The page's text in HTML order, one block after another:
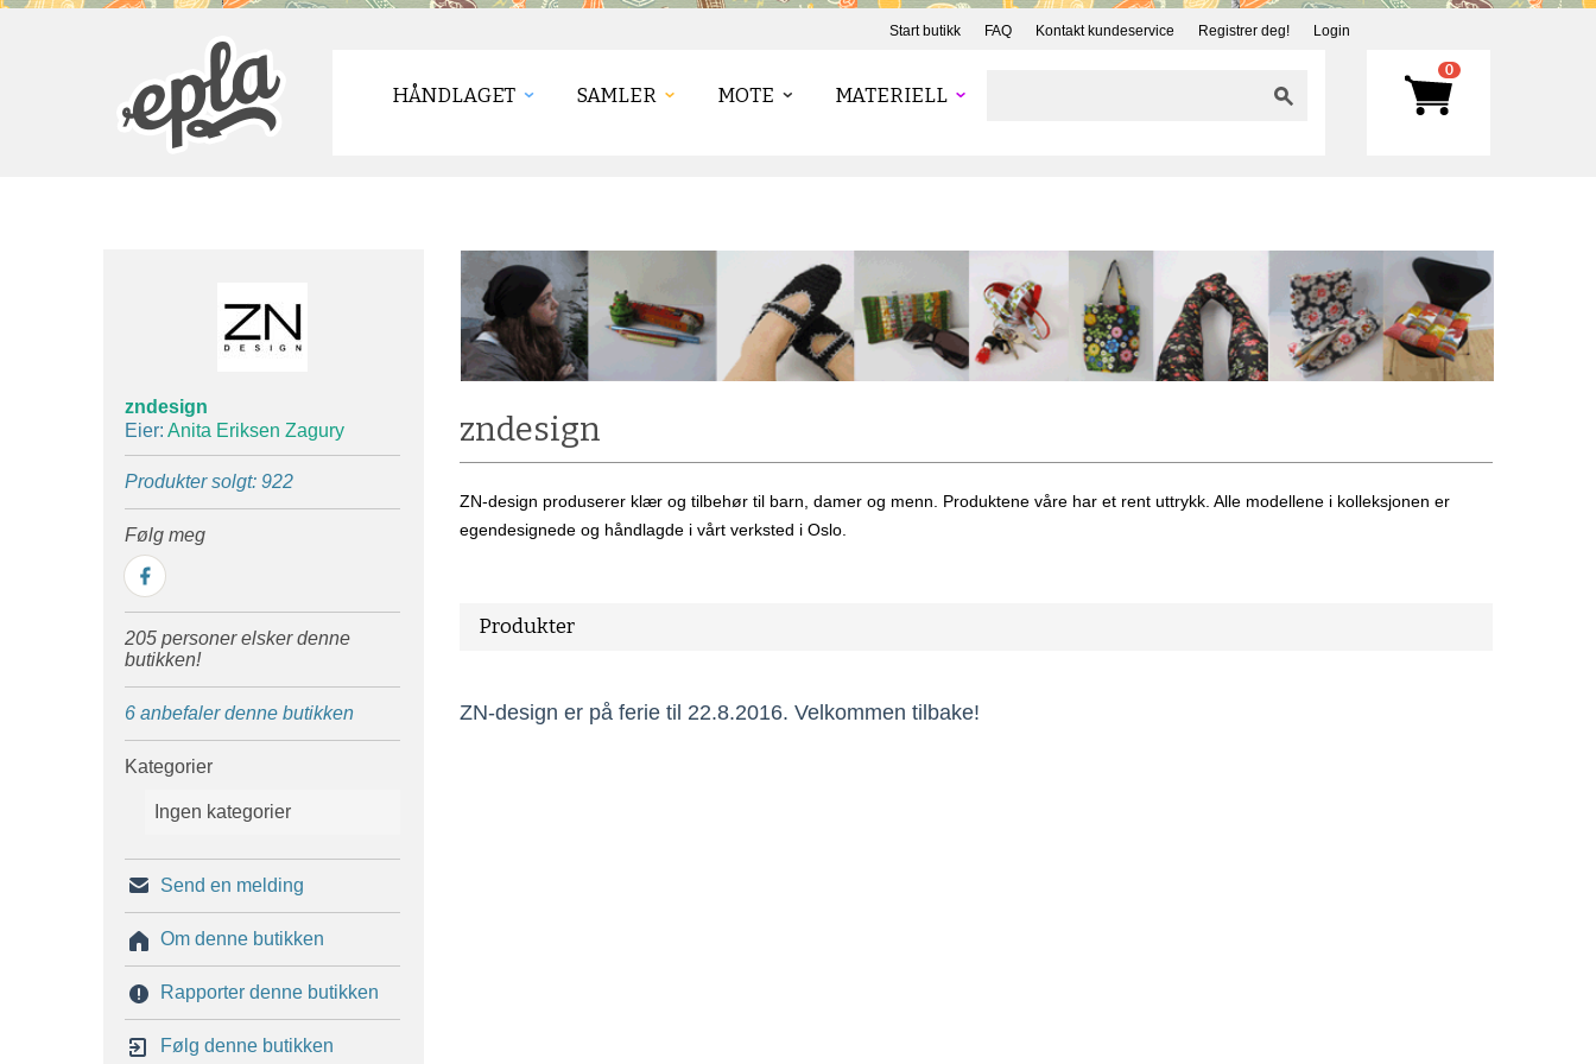
Start butikk FAQ Kontakt kundeservice Registrer deg! Login
HÅNDLAGET SAMLER MOTE MATERIELL
0
zndesign
Eier: Anita Eriksen Zagury
Produkter solgt: 922
Følg meg
205 personer elsker denne
butikken!
6 anbefaler denne butikken
Kategorier
Ingen kategorier
Send en melding
Om denne butikken
Rapporter denne butikken
Følg denne butikken
zndesign
ZN-design produserer klær og tilbehør til barn, damer og menn. Produktene våre har et rent uttrykk. Alle modellene i kolleksjonen er
egendesignede og håndlagde i vårt verksted i Oslo.
Produkter
ZN-design er på ferie til 22.8.2016. Velkommen tilbake!